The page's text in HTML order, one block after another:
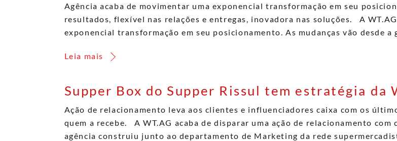
Agência acaba de movimentar uma exponencial transformação em seu
resultados, flexível nas relações e entregas, inovadora nas soluções. A
exponencial transformação em seu posicionamento. As mudanças vão desde
Leia mais
Supper Box do Supper Rissul tem estratégia da
Ação de relacionamento leva aos clientes e influenciadores caixa com os
quem a recebe. A WT.AG acaba de disparar uma ação de relacionamento
agência construiu junto ao departamento de Marketing da rede